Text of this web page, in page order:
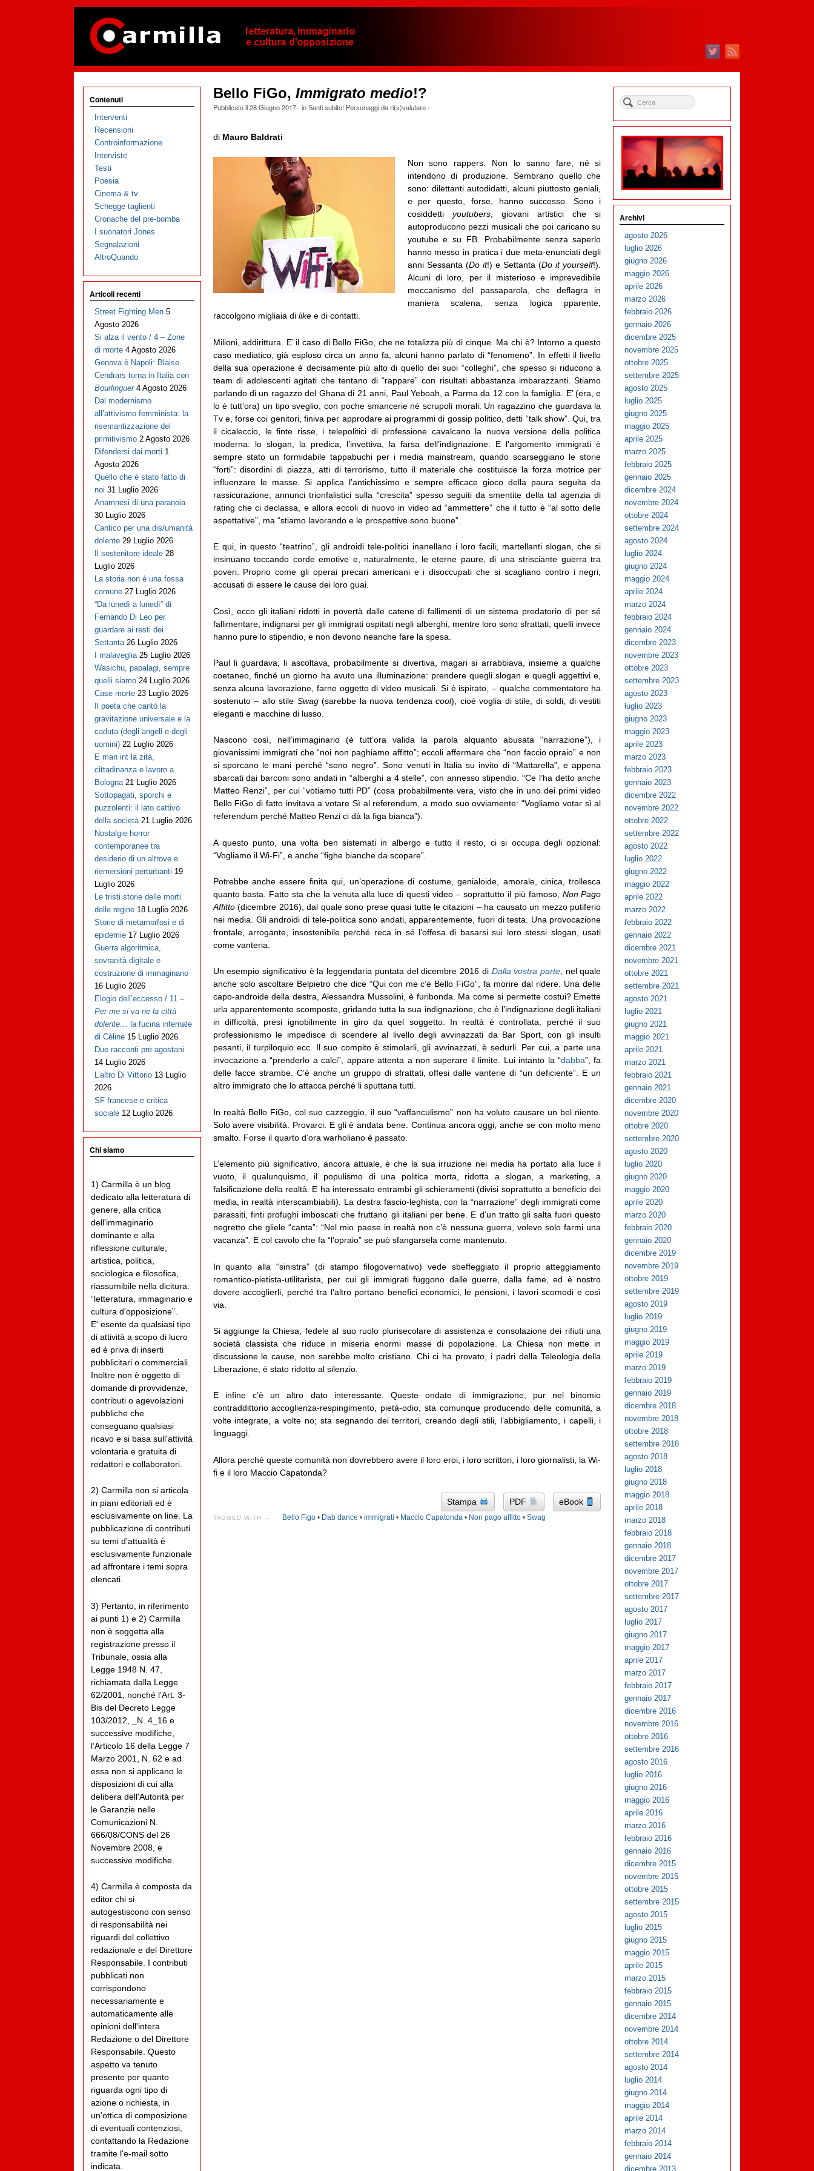
Bello FiGo, Immigrato medio!?
Pubblicato il28 Giugno 2017· inSanti subito! Personaggi da ri(s)valutare·
di Mauro Baldrati
Non sono rappers. Non lo sanno fare, né si
intendono di produzione. Sembrano quello che
sono: dilettanti autodidatti, alcuni piuttosto geniali,
e per questo, forse, hanno successo. Sono i
cosiddetti youtubers, giovani artistici che si
autoproducono pezzi musicali che poi caricano su
youtube e su FB. Probabilmente senza saperlo
hanno messo in pratica i due meta-enunciati degli
anni Sessanta (Do it!) e Settanta (Do it yourself!).
Alcuni di loro, per il misterioso e imprevedibile
meccanismo del passaparola, che deflagra in
maniera scalena, senza logica pparente,
raccolgono migliaia di like e di contatti.
Milioni, addirittura. E’ il caso di Bello FiGo, che ne totalizza più di cinque. Ma chi è? Intorno a questo
caso mediatico, già esploso circa un anno fa, alcuni hanno parlato di “fenomeno”. In effetti il livello
della sua operazione è decisamente più alto di quello dei suoi “colleghi”, che spesso si riducono a
team di adolescenti agitati che tentano di “rappare” con risultati abbastanza imbarazzanti. Stiamo
parlando di un ragazzo del Ghana di 21 anni, Paul Yeboah, a Parma da 12 con la famiglia. E’ (era, e
lo è tutt’ora) un tipo sveglio, con poche smancerie né scrupoli morali. Un ragazzino che guardava la
Tv e, forse coi genitori, finiva per approdare ai programmi di gossip politico, detti “talk show”. Qui, tra
il cicaleccio, le finte risse, i telepolitici di professione cavalcano la nuova versione della politica
moderna: lo slogan, la predica, l’invettiva, la farsa dell’indignazione. E l’argomento immigrati è
sempre stato un formidabile tappabuchi per i media mainstream, quando scarseggiano le storie
“forti”: disordini di piazza, atti di terrorismo, tutto il materiale che costituisce la forza motrice per
influenzare le masse. Si applica l’antichissimo e sempre efficace gioco della paura seguita da
rassicurazione; annunci trionfalistici sulla “crescita” spesso seguiti da smentite della tal agenzia di
rating che ci declassa, e allora eccoli di nuovo in video ad “ammettere” che il tutto è “al sotto delle
aspettative”, ma “stiamo lavorando e le prospettive sono buone”.
E qui, in questo “teatrino”, gli androidi tele-politici inanellano i loro facili, martellanti slogan, che si
insinuano toccando corde emotive e, naturalmente, le eterne paure, di una strisciante guerra tra
poveri. Proprio come gli operai precari americani e i disoccupati che si scagliano contro i negri,
accusati di essere le cause dei loro guai.
Così, ecco gli italiani ridotti in povertà dalle catene di fallimenti di un sistema predatorio di per sé
fallimentare, indignarsi per gli immigrati ospitati negli alberghi, mentre loro sono sfrattati; quelli invece
hanno pure lo stipendio, e non devono neanche fare la spesa.
Paul li guardava, li ascoltava, probabilmente si divertiva, magari si arrabbiava, insieme a qualche
coetaneo, finché un giorno ha avuto una illuminazione: prendere quegli slogan e quegli aggettivi e,
senza alcuna lavorazione, farne oggetto di video musicali. Si è ispirato, – qualche commentatore ha
sostenuto – allo stile Swag(sarebbe la nuova tendenzacool), cioè voglia di stile, di soldi, di vestiti
eleganti e macchine di lusso.
Nascono così, nell’immaginario (è tutt’ora valida la parola alquanto abusata “narrazione”), i
giovanissimi immigrati che “noi non paghiamo affitto”; eccoli affermare che “non faccio opraio” e non
si sporcano le mani perché “sono negro”. Sono venuti in Italia su invito di “Mattarella”, e appena
sbarcati dai barconi sono andati in “alberghi a 4 stelle”, con annesso stipendio. “Ce l’ha detto anche
Matteo Renzi”, per cui “votiamo tutti PD” (cosa probabilmente vera, visto che in uno dei primi video
Bello FiGo di fatto invitava a votare Sì al referendum, a modo suo ovviamente: “Vogliamo votar sì al
referendum perché Matteo Renzi ci dà la figa bianca”).
A questo punto, una volta ben sistemati in albergo e tutto il resto, ci si occupa degli opzional:
“Vogliamo il Wi-Fi”, e anche “fighe bianche da scopare”.
Potrebbe anche essere finita qui, un’operazione di costume, genialoide, amorale, cinica, trollesca
quanto basta. Fatto sta che la venuta alla luce di questi video – soprattutto il più famoso, Non Pago
Affitto(dicembre 2016), dal quale sono prese quasi tutte le citazioni – ha causato un mezzo putiferio
nei media. Gli androidi di tele-politica sono andati, apparentemente, fuori di testa. Una provocazione
frontale, arrogante, insostenibile perché reca in sé l’offesa di basarsi sui loro stessi slogan, usati
come vanteria.
Un esempio significativo è la leggendaria puntata del dicembre 2016 di Dalla vostra parte, nel quale
anche solo ascoltare Belpietro che dice “Qui con me c’è Bello FiGo”, fa morire dal ridere. Una delle
capo-androide della destra, Alessandra Mussolini, è furibonda. Ma come si permette costui? Emette
urla apparentemente scomposte, gridando tutta la sua indignazione, che è l’indignazione degli italiani
in difficoltà, presi ignobilmente in giro da quel soggetto. In realtà è controllata, perché il suo
professionismo le impedisce di scendere al livello degli avvinazzati da Bar Sport, con gli insulti
pesanti, il turpiloquio ecc. Il suo compito è stimolarli, gli avvinazzati, è sedurli. Per cui, a parte una
invocazione a “prenderlo a calci”, appare attenta a non superare il limite. Lui intanto la “dabba”, fa
delle facce strambe. C’è anche un gruppo di sfrattati, offesi dalle vanterie di “un deficiente”. E un
altro immigrato che lo attacca perché li sputtana tutti.
In realtà Bello FiGo, col suo cazzeggio, il suo “vaffanculismo” non ha voluto causare un bel niente.
Solo avere visibilità. Provarci. E gli è andata bene. Continua ancora oggi, anche se con molto meno
smalto. Forse il quarto d’ora warholiano è passato.
L’elemento più significativo, ancora attuale, è che la sua irruzione nei media ha portato alla luce il
vuoto, il qualunquismo, il populismo di una politica morta, ridotta a slogan, a marketing, a
falsificazione della realtà. E ha interessato entrambi gli schieramenti (divisi soprattutto a beneficio dei
media, in realtà interscambiabili). La destra fascio-leghista, con la “narrazione” degli immigrati come
parassiti, finti profughi imboscati che fruttano gli italiani per bene. E d’un tratto gli salta fuori questo
negretto che gliele “canta”: “Nel mio paese in realtà non c’è nessuna guerra, volevo solo farmi una
vacanza”. E col cavolo che fa “l’opraio” se può sfangarsela come mantenuto.
In quanto alla “sinistra” (di stampo filogovernativo) vede sbeffeggiato il proprio atteggiamento
romantico-pietista-utilitarista, per cui gli immigrati fuggono dalle guerre, dalla fame, ed è nostro
dovere accoglierli, perché tra l’altro portano benefici economici, le pensioni, i lavori scomodi e così
via.
Si aggiunge la Chiesa, fedele al suo ruolo plurisecolare di assistenza e consolazione dei rifiuti una
società classista che riduce in miseria enormi masse di popolazione. La Chiesa non mette in
discussione le cause, non sarebbe molto cristiano. Chi ci ha provato, i padri della Teleologia della
Liberazione, è stato ridotto al silenzio.
E infine c’è un altro dato interessante. Queste ondate di immigrazione, pur nel binomio
contraddittorio accoglienza-respingimento, pietà-odio, sta comunque producendo delle comunità, a
volte integrate, a volte no; sta segnando dei territori, creando degli stili, l’abbigliamento, i capelli, i
linguaggi.
Allora perché queste comunità non dovrebbero avere il loro eroi, i loro scrittori, i loro giornalisti, la Wi-
fi e il loro Maccio Capatonda?
Stampa PDF eBook
TAGGED WITH → Bello Figo • Dab dance •immigrati • Maccio Capatonda • Non pago affitto •Swag
Contenuti
Interventi
Recensioni
Controinformazione
Interviste
Testi
Poesia
Cinema & tv
Schegge taglienti
Cronache del pre-bomba
I suonatori Jones
Segnalazioni
AltroQuando
Articoli recenti
Street Fighting Men 5
Agosto 2026
Si alza il vento / 4 – Zone
di morte 4 Agosto 2026
Genova è Napoli: Blaise
Cendrars torna in Italia con
Bourlinguer 4 Agosto 2026
Dal modernismo
all’attivismo femminista: la
risemantizzazione del
primitivismo 2 Agosto 2026
Difendersi dai morti 1
Agosto 2026
Quello che è stato fatto di
noi 31 Luglio 2026
Anamnesi di una paranoia
30 Luglio 2026
Cantico per una dis/umanità
dolente 29 Luglio 2026
Il sostenitore ideale 28
Luglio 2026
La storia non è una fossa
comune 27 Luglio 2026
“Da lunedì a lunedì” di
Fernando Di Leo per
guardare ai resti dei
Settanta 26 Luglio 2026
I malaveglia 25 Luglio 2026
Wasichu, papalagi, sempre
quelli siamo 24 Luglio 2026
Case morte 23 Luglio 2026
Il poeta che cantò la
gravitazione universale e la
caduta (degli angeli e degli
uomini) 22 Luglio 2026
E man int la zità,
cittadinanza e lavoro a
Bologna 21 Luglio 2026
Sottopagati, sporchi e
puzzolenti: il lato cattivo
della società 21 Luglio 2026
Nostalgie horror
contemporanee tra
desiderio di un altrove e
riemersioni perturbanti 19
Luglio 2026
Le tristi storie delle morti
delle regine 18 Luglio 2026
Storie di metamorfosi e di
epidemie 17 Luglio 2026
Guerra algoritmica,
sovranità digitale e
costruzione di immaginario
16 Luglio 2026
Elogio dell’eccesso / 11 –
Per me si va ne la città
dolente… la fucina infernale
di Cèline 15 Luglio 2026
Due racconti pre agostani
14 Luglio 2026
L’altro Di Vittorio 13 Luglio
2026
SF francese e critica
sociale 12 Luglio 2026
Chi siamo
1) Carmilla è un blog
dedicato alla letteratura di
genere, alla critica
dell'immaginario
dominante e alla
riflessione culturale,
artistica, politica,
sociologica e filosofica,
riassumibile nella dicitura:
“letteratura, immaginario e
cultura d'opposizione”.
E' esente da qualsiasi tipo
di attività a scopo di lucro
ed è priva di inserti
pubblicitari o commerciali.
Inoltre non è oggetto di
domande di provvidenze,
contributi o agevolazioni
pubbliche che
conseguano qualsiasi
ricavo e si basa sull'attività
volontaria e gratuita di
redattori e collaboratori.
2) Carmilla non si articola
in piani editoriali ed è
esclusivamente on line. La
pubblicazione di contributi
su temi d'attualità è
esclusivamente funzionale
ad affrontare i temi sopra
elencati.
3) Pertanto, in riferimento
ai punti 1) e 2) Carmilla
non è soggetta alla
registrazione presso il
Tribunale, ossia alla
Legge 1948 N. 47,
richiamata dalla Legge
62/2001, nonché l’Art. 3-
Bis del Decreto Legge
103/2012, _N. 4_16 e
successive modifiche,
l’Articolo 16 della Legge 7
Marzo 2001, N. 62 e ad
essa non si applicano le
disposizioni di cui alla
delibera dell'Autorità per
le Garanzie nelle
Comunicazioni N.
666/08/CONS del 26
Novembre 2008, e
successive modifiche.
4) Carmilla è composta da
editor chi si
autogestiscono con senso
di responsabilità nei
riguardi del collettivo
redazionale e del Direttore
Responsabile. I contributi
pubblicati non
corrispondono
necessariamente e
automaticamente alle
opinioni dell'intera
Redazione o del Direttore
Responsabile. Questo
aspetto va tenuto
presente per quanto
riguarda ogni tipo di
azione o richiesta, in
un'ottica di composizione
di eventuali contenziosi,
contattando la Redazione
tramite l'e-mail sotto
indicata.
Archivi
agosto 2026
luglio 2026
giugno 2026
maggio 2026
aprile 2026
marzo 2026
febbraio 2026
gennaio 2026
dicembre 2025
novembre 2025
ottobre 2025
settembre 2025
agosto 2025
luglio 2025
giugno 2025
maggio 2025
aprile 2025
marzo 2025
febbraio 2025
gennaio 2025
dicembre 2024
novembre 2024
ottobre 2024
settembre 2024
agosto 2024
luglio 2024
giugno 2024
maggio 2024
aprile 2024
marzo 2024
febbraio 2024
gennaio 2024
dicembre 2023
novembre 2023
ottobre 2023
settembre 2023
agosto 2023
luglio 2023
giugno 2023
maggio 2023
aprile 2023
marzo 2023
febbraio 2023
gennaio 2023
dicembre 2022
novembre 2022
ottobre 2022
settembre 2022
agosto 2022
luglio 2022
giugno 2022
maggio 2022
aprile 2022
marzo 2022
febbraio 2022
gennaio 2022
dicembre 2021
novembre 2021
ottobre 2021
settembre 2021
agosto 2021
luglio 2021
giugno 2021
maggio 2021
aprile 2021
marzo 2021
febbraio 2021
gennaio 2021
dicembre 2020
novembre 2020
ottobre 2020
settembre 2020
agosto 2020
luglio 2020
giugno 2020
maggio 2020
aprile 2020
marzo 2020
febbraio 2020
gennaio 2020
dicembre 2019
novembre 2019
ottobre 2019
settembre 2019
agosto 2019
luglio 2019
giugno 2019
maggio 2019
aprile 2019
marzo 2019
febbraio 2019
gennaio 2019
dicembre 2018
novembre 2018
ottobre 2018
settembre 2018
agosto 2018
luglio 2018
giugno 2018
maggio 2018
aprile 2018
marzo 2018
febbraio 2018
gennaio 2018
dicembre 2017
novembre 2017
ottobre 2017
settembre 2017
agosto 2017
luglio 2017
giugno 2017
maggio 2017
aprile 2017
marzo 2017
febbraio 2017
gennaio 2017
dicembre 2016
novembre 2016
ottobre 2016
settembre 2016
agosto 2016
luglio 2016
giugno 2016
maggio 2016
aprile 2016
marzo 2016
febbraio 2016
gennaio 2016
dicembre 2015
novembre 2015
ottobre 2015
settembre 2015
agosto 2015
luglio 2015
giugno 2015
maggio 2015
aprile 2015
marzo 2015
febbraio 2015
gennaio 2015
dicembre 2014
novembre 2014
ottobre 2014
settembre 2014
agosto 2014
luglio 2014
giugno 2014
maggio 2014
aprile 2014
marzo 2014
febbraio 2014
gennaio 2014
dicembre 2013